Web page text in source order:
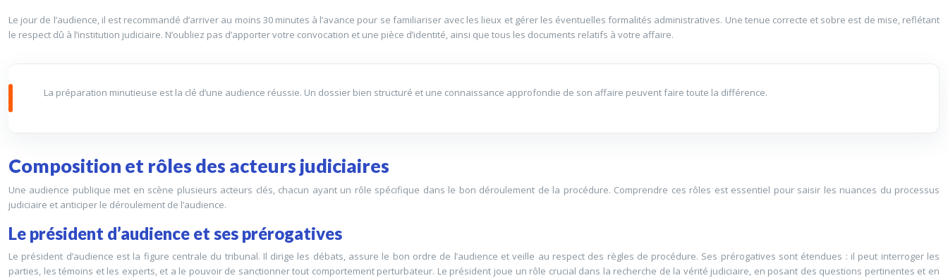
Le jour de l’audience, il est recommandé d’arriver au moins 30 minutes à l’avance pour se familiariser avec les lieux et gérer les éventuelles formalités administratives. Une tenue correcte et sobre est de mise, reflétant
le respect dû à l’institution judiciaire. N’oubliez pas d’apporter votre convocation et une pièce d’identité, ainsi que tous les documents relatifs à votre affaire.
La préparation minutieuse est la clé d’une audience réussie. Un dossier bien structuré et une connaissance approfondie de son affaire peuvent faire toute la différence.
Composition et rôles des acteurs judiciaires
Une audience publique met en scène plusieurs acteurs clés, chacun ayant un rôle spécifique dans le bon déroulement de la procédure. Comprendre ces rôles est essentiel pour saisir les nuances du processus
judiciaire et anticiper le déroulement de l’audience.
Le président d’audience et ses prérogatives
Le président d’audience est la figure centrale du tribunal. Il dirige les débats, assure le bon ordre de l’audience et veille au respect des règles de procédure. Ses prérogatives sont étendues : il peut interroger les
parties, les témoins et les experts, et a le pouvoir de sanctionner tout comportement perturbateur. Le président joue un rôle crucial dans la recherche de la vérité judiciaire, en posant des questions pertinentes et en